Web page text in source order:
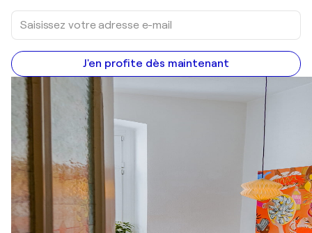
J'en profite dès maintenant